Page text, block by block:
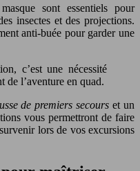
sont essentiels pour
insectes et des projections.
anti-buée pour garder une
c’est une nécessité
de l’aventure en quad.
de premiers secourset un
vous permettront de faire
lors de vos excursions